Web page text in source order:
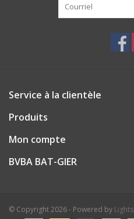
Service à la clientèle
Produits
Mon compte
BVBA BAT-GIER
© Copyright 2026 - Powered by